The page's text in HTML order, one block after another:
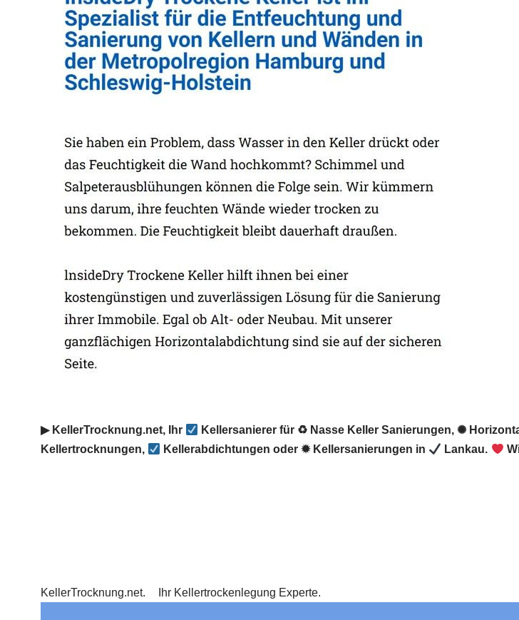
▶︎ KellerTrocknung.net, Ihr
Kellersanierer für ♻ Nasse Keller Sanierungen, ✺
Kellertrocknungen,
Kellerabdichtungen oder ✹ Kellersanierungen in Lankau.
KellerTrocknung.net. Ihr Kellertrockenlegung Experte.